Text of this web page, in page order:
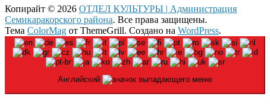
Копирайт © 2026 ОТДЕЛ КУЛЬТУРЫ | Администрация
Семикаракорского района. Все права защищены.
Тема ColorMag от ThemeGrill. Создано на WordPress.
Английский